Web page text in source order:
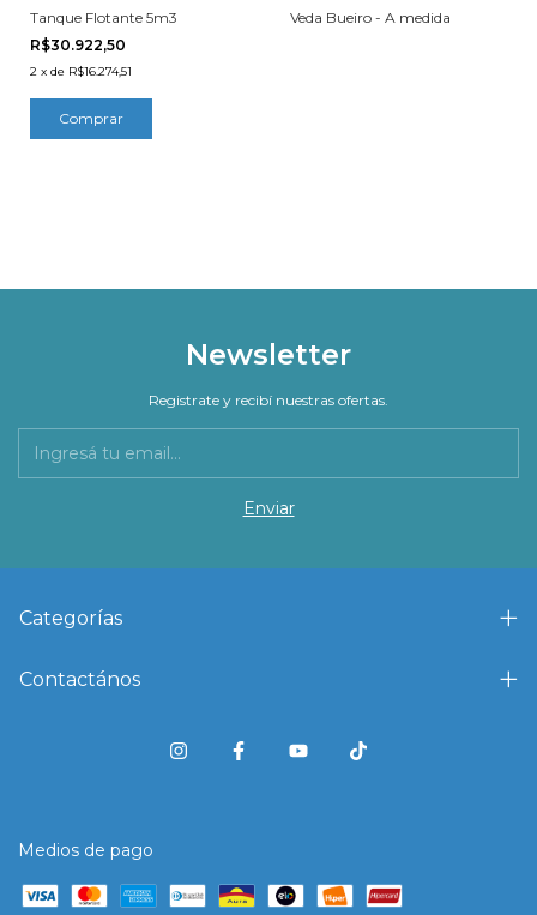
Tanque Flotante 5m3
R$30.922,50
2 x de R$16.274,51
Veda Bueiro - A medida
Newsletter
Registrate y recibí nuestras ofertas.
Categorías
Contactános
Medios de pago